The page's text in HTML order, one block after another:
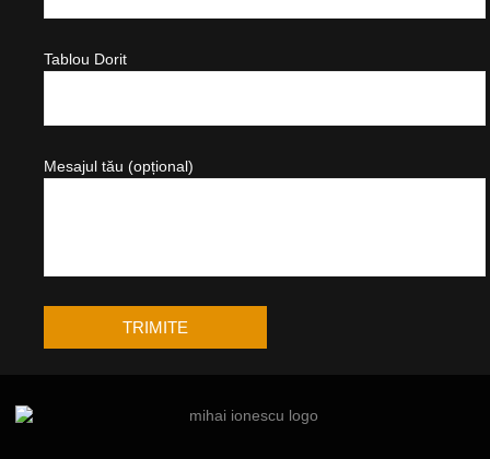
Tablou Dorit
Mesajul tău (opțional)